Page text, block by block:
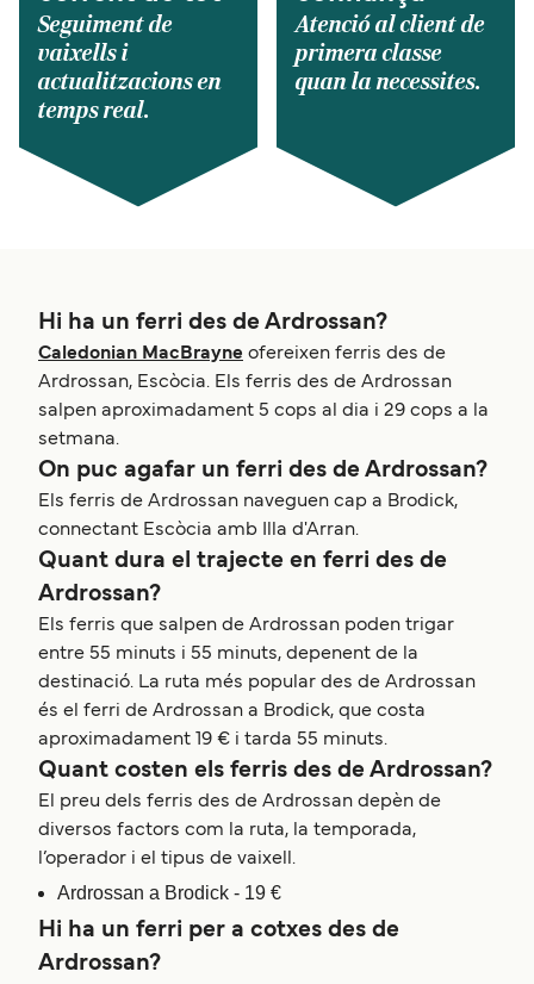
Seguiment de
vaixells i
actualitzacions en
temps real.
Atenció al client de
primera classe
quan la necessites.
Hi ha un ferri des de Ardrossan?
Caledonian MacBrayne ofereixen ferris des de
Ardrossan, Escòcia. Els ferris des de Ardrossan
salpen aproximadament 5 cops al dia i 29 cops a la
setmana.
On puc agafar un ferri des de Ardrossan?
Els ferris de Ardrossan naveguen cap a Brodick,
connectant Escòcia amb Illa d'Arran.
Quant dura el trajecte en ferri des de
Ardrossan?
Els ferris que salpen de Ardrossan poden trigar
entre 55 minuts i 55 minuts, depenent de la
destinació. La ruta més popular des de Ardrossan
és el ferri de Ardrossan a Brodick, que costa
aproximadament 19 € i tarda 55 minuts.
Quant costen els ferris des de Ardrossan?
El preu dels ferris des de Ardrossan depèn de
diversos factors com la ruta, la temporada,
l’operador i el tipus de vaixell.
Ardrossan a Brodick - 19 €
Hi ha un ferri per a cotxes des de
Ardrossan?